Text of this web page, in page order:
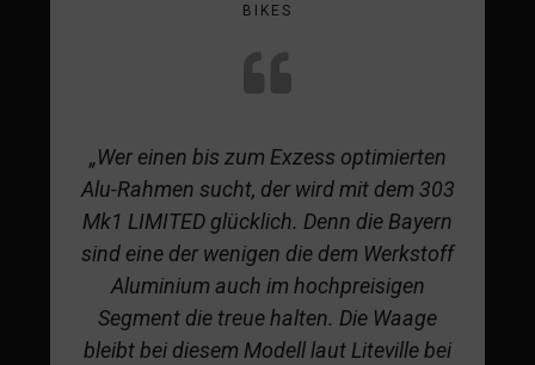
BIKES
„Wer einen bis zum Exzess optimierten
Alu-Rahmen sucht, der wird mit dem 303
Mk1 LIMITED glücklich. Denn die Bayern
sind eine der wenigen die dem Werkstoff
Aluminium auch im hochpreisigen
Segment die treue halten. Die Waage
bleibt bei diesem Modell laut Liteville bei